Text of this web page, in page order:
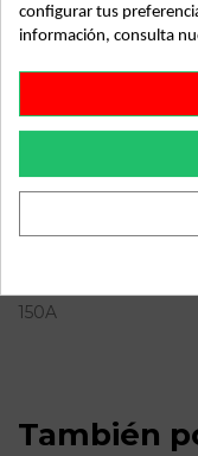
SubAlmacén
ID: 855656
16v diesel cat
150A
También
configurar tus
información, consulta